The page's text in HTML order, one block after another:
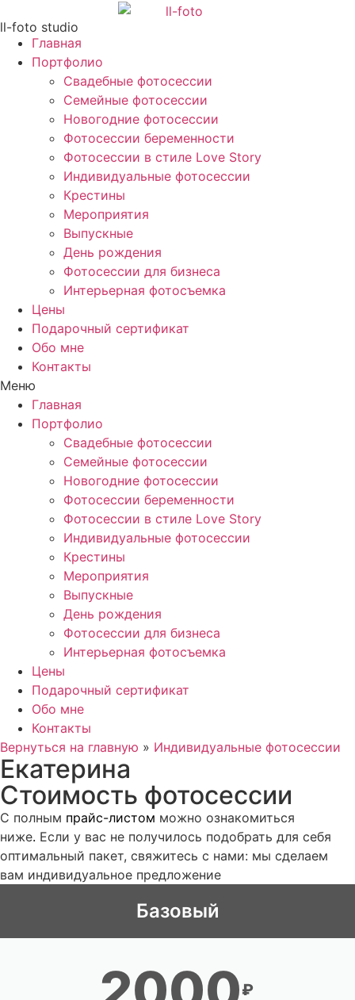
к
содержимому
ll-foto studio
Главная
Портфолио
Свадебные фотосессии
Семейные фотосессии
Новогодние фотосессии
Фотосессии беременности
Фотосессии в стиле Love Story
Индивидуальные фотосессии
Крестины
Мероприятия
Выпускные
День рождения
Фотосессии для бизнеса
Интерьерная фотосъемка
Цены
Подарочный сертификат
Обо мне
Контакты
Меню
Главная
Портфолио
Свадебные фотосессии
Семейные фотосессии
Новогодние фотосессии
Фотосессии беременности
Фотосессии в стиле Love Story
Индивидуальные фотосессии
Крестины
Мероприятия
Выпускные
День рождения
Фотосессии для бизнеса
Интерьерная фотосъемка
Цены
Подарочный сертификат
Обо мне
Контакты
Вернуться на главную » Индивидуальные фотосессии
Екатерина
Стоимость фотосессии
С полным прайс-листом можно ознакомиться
ниже. Если у вас не получилось подобрать для себя
оптимальный пакет, свяжитесь с нами: мы сделаем
вам индивидуальное предложение
Базовый
₽